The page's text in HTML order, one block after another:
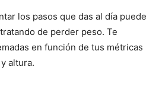
los pasos que das al día puede
de perder peso. Te
en función de tus métricas
altura.